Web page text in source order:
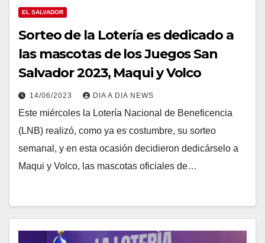
EL SALVADOR
Sorteo de la Lotería es dedicado a
las mascotas de los Juegos San
Salvador 2023, Maqui y Volco
14/06/2023 DIA A DIA NEWS
Este miércoles la Lotería Nacional de Beneficencia
(LNB) realizó, como ya es costumbre, su sorteo
semanal, y en esta ocasión decidieron dedicárselo a
Maqui y Volco, las mascotas oficiales de…